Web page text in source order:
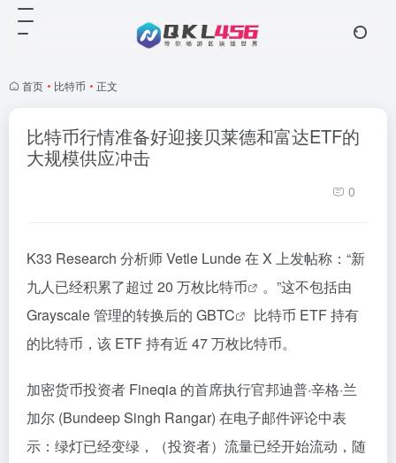
首页 • 比特币 • 正文
比特币行情准备好迎接贝莱德和富达ETF的
大规模供应冲击
0
K33 Research 分析师 Vetle Lunde 在 X 上发帖称：“新
九人已经积累了超过 20 万枚比特币
。”这不包括由
Grayscale 管理的转换后的 GBTC
比特币 ETF 持有
的比特币，该 ETF 持有近 47 万枚比特币。
加密货币投资者 Fineqia 的首席执行官邦迪普·辛格·兰
加尔 (Bundeep Singh Rangar) 在电子邮件评论中表
示：绿灯已经变绿，（投资者）流量已经开始流动，随